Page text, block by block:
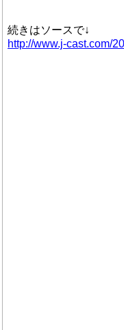
続きはソースで↓
http://www.j-cast.com/